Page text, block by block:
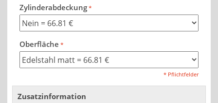
Zylinderabdeckung
Oberfläche
* Pflichtfelder
Zusatzinformation